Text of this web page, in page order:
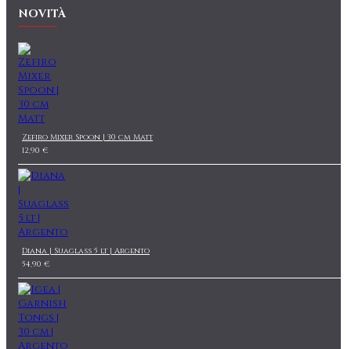
NOVITÀ
Zefiro Mixer Spoon | 30 cm Matt
12,90 €
Diana | Suaglass 5 lt | Argento
54,90 €